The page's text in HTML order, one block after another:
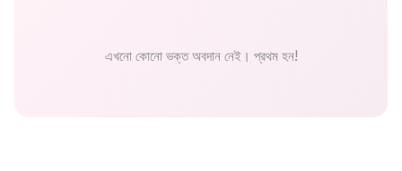
এখনো কোনো ভক্ত অবদান নেই। প্রথম হন!